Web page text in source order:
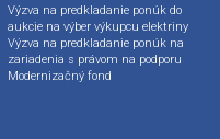
Výzva na predkladanie ponúk do
aukcie na výber výkupcu elektriny
Výzva na predkladanie ponúk na
zariadenia s právom na podporu
Modernizačný fond